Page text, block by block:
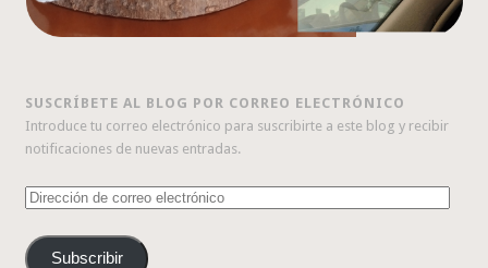
SUSCRÍBETE AL BLOG POR CORREO ELECTRÓNICO
Introduce tu correo electrónico para suscribirte a este blog y recibir
notificaciones de nuevas entradas.
Dirección
correo
Subscribir